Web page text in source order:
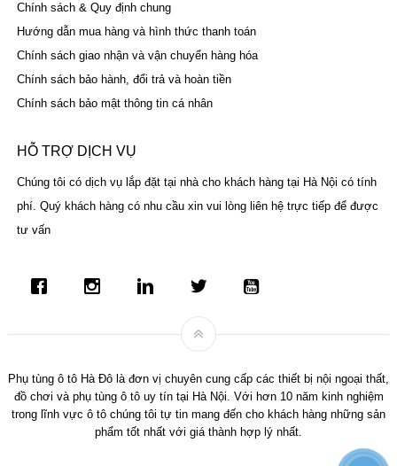
Chính sách & Quy định chung
Hướng dẫn mua hàng và hình thức thanh toán
Chính sách giao nhận và vận chuyển hàng hóa
Chính sách bảo hành, đổi trả và hoàn tiền
Chính sách bảo mật thông tin cá nhân
HỖ TRỢ DỊCH VỤ
Chúng tôi có dịch vụ lắp đặt tại nhà cho khách hàng tại Hà Nội có tính
phí. Quý khách hàng có nhu cầu xin vui lòng liên hệ trực tiếp để được
tư vấn
Phụ tùng ô tô Hà Đô là đơn vị chuyên cung cấp các thiết bị nội ngoại thất,
đồ chơi và phụ tùng ô tô uy tín tại Hà Nội. Với hơn 10 năm kinh nghiệm
trong lĩnh vực ô tô chúng tôi tự tin mang đến cho khách hàng những sản
phẩm tốt nhất với giá thành hợp lý nhất.